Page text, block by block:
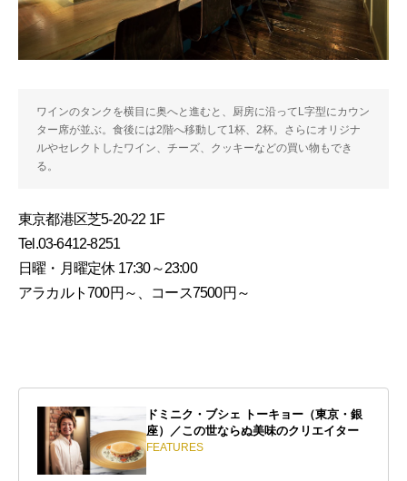
ワインのタンクを横目に奥へと進むと、厨房に沿ってL字型にカウン
ター席が並ぶ。食後には2階へ移動して1杯、2杯。さらにオリジナ
ルやセレクトしたワイン、チーズ、クッキーなどの買い物もでき
る。
東京都港区芝5-20-22 1F
Tel.03-6412-8251
日曜・月曜定休 17:30～23:00
アラカルト700円～、コース7500円～
ドミニク・ブシェ トーキョー（東京・銀
座）／この世ならぬ美味のクリエイター
FEATURES